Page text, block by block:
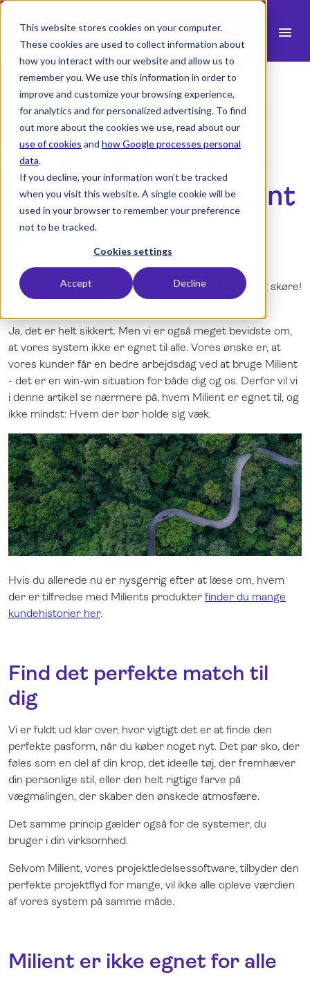
This website stores cookies on your computer.
These cookies are used to collect information about
how you interact with our website and allow us to
remember you. We use this information in order to
improve and customize your browsing experience,
for analytics and for personalized advertising. To find
out more about the cookies we use, read about our
use of cookies and how Google processes personal
data.
If you decline, your information won’t be tracked
when you visit this website. A single cookie will be
used in your browser to remember your preference
not to be tracked.
Cookies settings
Accept Decline
menu
Produkt
Brancher
Ressourcer expand_more
search
English
Norsk
Svenska
Demo
Log ind
Tre grunde til, at du
ikke bør bruge Milient
3. november 2023 -
Du undrer dig sikkert på, om vi er blevet fuldstændig skøre!
Skal I ikke sælge jeres system så?
Ja, det er helt sikkert. Men vi er også meget bevidste om,
at vores system ikke er egnet til alle. Vores ønske er, at
vores kunder får en bedre arbejdsdag ved at bruge Milient
- det er en win-win situation for både dig og os. Derfor vil vi
i denne artikel se nærmere på, hvem Milient er egnet til, og
ikke mindst: Hvem der bør holde sig væk.
Hvis du allerede nu er nysgerrig efter at læse om, hvem
der er tilfredse med Milients produkter finder du mange
kundehistorier her.
Find det perfekte match til
dig
Vi er fuldt ud klar over, hvor vigtigt det er at finde den
perfekte pasform, når du køber noget nyt. Det par sko, der
føles som en del af din krop, det ideelle tøj, der fremhæver
din personlige stil, eller den helt rigtige farve på
vægmalingen, der skaber den ønskede atmosfære.
Det samme princip gælder også for de systemer, du
bruger i din virksomhed.
Selvom Milient, vores projektledelsessoftware, tilbyder den
perfekte projektflyd for mange, vil ikke alle opleve værdien
af vores system på samme måde.
Milient er ikke egnet for alle